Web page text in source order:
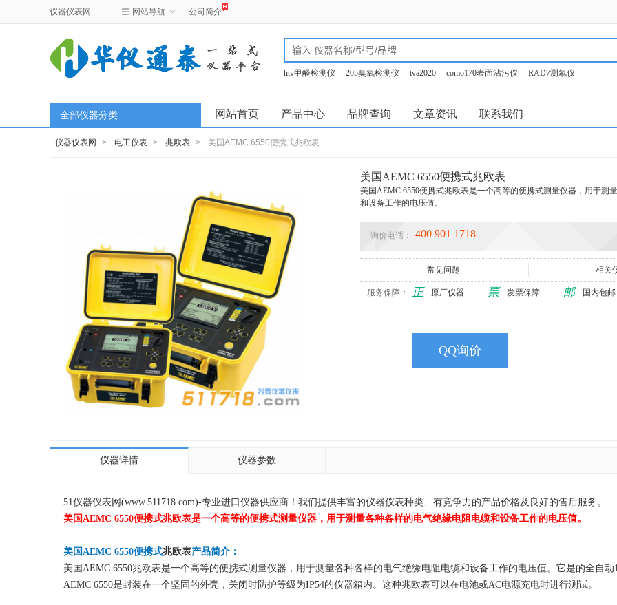
仪器仪表网 网站导航 公司简介
htv甲醛检测仪 205臭氧检测仪 tva2020 como170表面沾污仪
RAD7测氡仪
网站首页 产品中心 品牌查询 文章资讯 联系我们
全部仪器分类
仪器仪表网 > 电工仪表 > 兆欧表 > 美国AEMC 6550便携式兆欧表
美国AEMC 6550便携式兆欧表
美国AEMC 6550便携式兆欧表是一个高等的便携式测量仪器，用于测
和设备工作的电压值。
询价电话： 400 901 1718
常见问题 相关
服务保障： 正 原厂仪器 票 发票保障 邮 国内包邮
QQ询价
仪器详情 仪器参数
51仪器仪表网(www.511718.com)-专业进口仪器供应商！我们提供丰富的仪器仪表种类、有竞争力的产品价格及良好的售后服务。
美国AEMC 6550便携式兆欧表是一个高等的便携式测量仪器，用于测量各种各样的电气绝缘电阻电缆和设备工作的电压值。
美国AEMC 6550便携式兆欧表产品简介：
美国AEMC 6550兆欧表是一个高等的便携式测量仪器，用于测量各种各样的电气绝缘电阻电缆和设备工作的电压值。它是的全自动
AEMC 6550是封装在一个坚固的外壳，关闭时防护等级为IP54的仪器箱内。这种兆欧表可以在电池或AC电源充电时进行测试。